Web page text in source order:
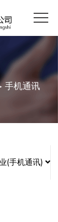
手机通讯
(手机通讯)